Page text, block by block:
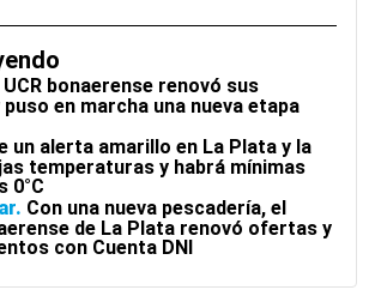
UCR bonaerense renovó sus
en marcha una nueva etapa
un alerta amarillo en La Plata y la
temperaturas y habrá mínimas
0°C
Con una nueva pescadería, el
de La Plata renovó ofertas y
con Cuenta DNI